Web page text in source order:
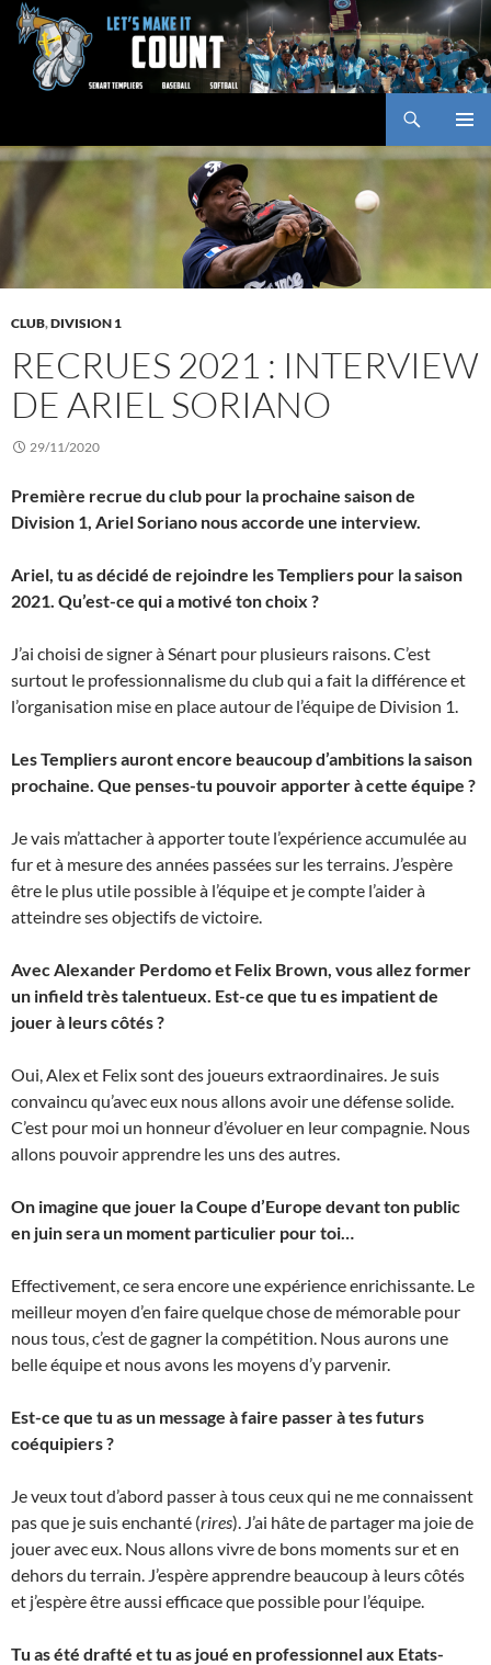
Aller
contenu
MENU
CLUB,DIVISION 1
RECRUES 2021 : INTERVIEW
DE ARIEL SORIANO
29/11/2020
Première recrue du club pour la prochaine saison de
Division 1, Ariel Soriano nous accorde une interview.
Ariel, tu as décidé de rejoindre les Templiers pour la saison
2021. Qu’est-ce qui a motivé ton choix ?
J’ai choisi de signer à Sénart pour plusieurs raisons. C’est
surtout le professionnalisme du club qui a fait la différence et
l’organisation mise en place autour de l’équipe de Division 1.
Les Templiers auront encore beaucoup d’ambitions la saison
prochaine. Que penses-tu pouvoir apporter à cette équipe ?
Je vais m’attacher à apporter toute l’expérience accumulée au
fur et à mesure des années passées sur les terrains. J’espère
être le plus utile possible à l’équipe et je compte l’aider à
atteindre ses objectifs de victoire.
Avec Alexander Perdomo et Felix Brown, vous allez former
un infield très talentueux. Est-ce que tu es impatient de
jouer à leurs côtés ?
Oui, Alex et Felix sont des joueurs extraordinaires. Je suis
convaincu qu’avec eux nous allons avoir une défense solide.
C’est pour moi un honneur d’évoluer en leur compagnie. Nous
allons pouvoir apprendre les uns des autres.
On imagine que jouer la Coupe d’Europe devant ton public
en juin sera un moment particulier pour toi…
Effectivement, ce sera encore une expérience enrichissante. Le
meilleur moyen d’en faire quelque chose de mémorable pour
nous tous, c’est de gagner la compétition. Nous aurons une
belle équipe et nous avons les moyens d’y parvenir.
Est-ce que tu as un message à faire passer à tes futurs
coéquipiers ?
Je veux tout d’abord passer à tous ceux qui ne me connaissent
pas que je suis enchanté (rires). J’ai hâte de partager ma joie de
jouer avec eux. Nous allons vivre de bons moments sur et en
dehors du terrain. J’espère apprendre beaucoup à leurs côtés
et j’espère être aussi efficace que possible pour l’équipe.
Tu as été drafté et tu as joué en professionnel aux Etats-